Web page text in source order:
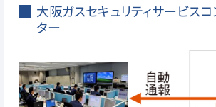
大阪ガスセキュリティサービス
ター